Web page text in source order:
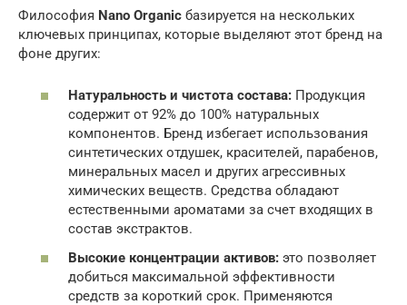
Философия Nano Organic базируется на нескольких
ключевых принципах, которые выделяют этот бренд на
фоне других:
Натуральность и чистота состава: Продукция
содержит от 92% до 100% натуральных
компонентов. Бренд избегает использования
синтетических отдушек, красителей, парабенов,
минеральных масел и других агрессивных
химических веществ. Средства обладают
естественными ароматами за счет входящих в
состав экстрактов.
Высокие концентрации активов: это позволяет
добиться максимальной эффективности
средств за короткий срок. Применяются